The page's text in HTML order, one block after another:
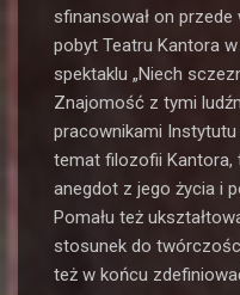
sfinansował on
pobyt Teatru Kantora
spektaklu „Niech
Znajomość z tymi
pracownikami
temat filozofii Kantora,
anegdot z jego życia i
Pomału też
stosunek do
też w końcu